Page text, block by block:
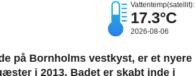
Vattentemp(satellit):
17.3°C
2026-08-06
på Bornholms vestkyst, er et nyere
i 2013. Badet er skabt inde i